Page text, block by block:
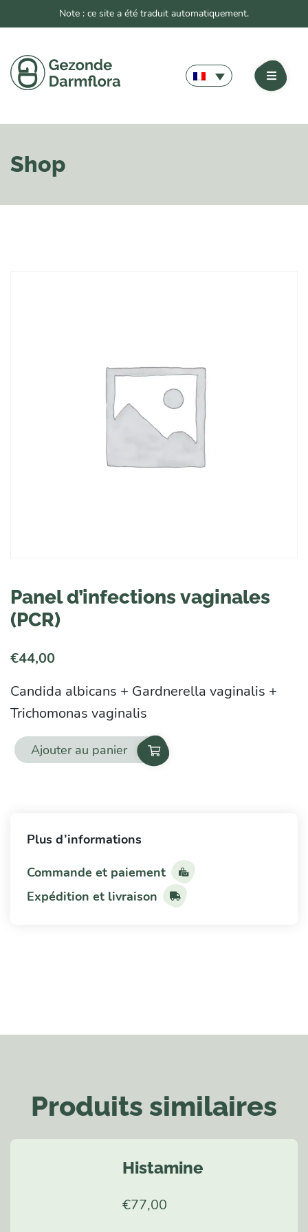
Note : ce site a été traduit automatiquement.
Shop
Panel d’infections vaginales
(PCR)
€44,00
Candida albicans + Gardnerella vaginalis +
Trichomonas vaginalis
quantité
vaginales
(PCR)
Ajouter au panier
Plus d’informations
Commande et paiement
Expédition et livraison
Produits similaires
Histamine
€77,00